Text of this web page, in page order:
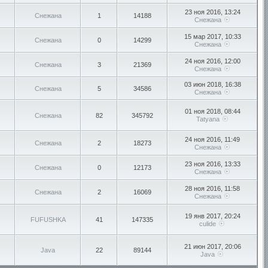
Снежана 1 14188
23 ноя 2016, 13:24
Снежана
Снежана 0 14299
15 мар 2017, 10:33
Снежана
Снежана 3 21369
24 ноя 2016, 12:00
Снежана
Снежана 5 34586
03 июн 2018, 16:38
Снежана
Снежана 82 345792
01 ноя 2018, 08:44
Tatyana
Снежана 2 18273
24 ноя 2016, 11:49
Снежана
Снежана 0 12173
23 ноя 2016, 13:33
Снежана
Снежана 2 16069
28 ноя 2016, 11:58
Снежана
FUFUSHKA 41 147335
19 янв 2017, 20:24
culide
Java 22 89144
21 июн 2017, 20:06
Java